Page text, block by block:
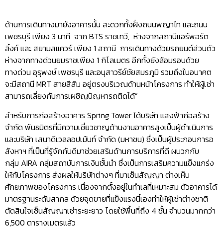
ด้านการเดินทางมายังอาคารนั้น สะดวกทั้งฝั่งถนนพญาไท และถนน
เพชรบุรี เพียง 3 นาที จาก BTS ราชเทวี, ห่างจากสถานีแอร์พอร์ต
ลิ้งค์ และ สยามสแควร์ เพียง 1 สถานี การเดินทางด้วยรถยนต์ส่วนตัว
ห่างจากทางด่วนยมราชเพียง 1 กิโลเมตร อีกทั้งยังล้อมรอบด้วย
ทางด่วน อุรุพงษ์ เพชรบุรี และอนุสาวรีย์ชัยสมรภูมิ รวมถึงในอนาคต
จะมีสถานี MRT สายสีส้ม อยู่ตรงบริเวณด้านหน้าโครงการ ทำให้ผู้เช่า
สามารถเลี่ยงกับการเผชิญปัญหารถติดได้”
สำหรับการก่อสร้างอาคาร Spring Tower ได้บริษัท แสงฟ้าก่อสร้าง
จำกัด พันธมิตรที่มีความเชี่ยวชาญด้านงานอาคารสูงเป็นผู้ดำเนินการ
และบริษัท เสนาดีเวลลอปเม้นท์ จำกัด (มหาชน) ซึ่งเป็นผู้ประกอบการอ
สังหาฯ ที่เป็นที่รู้จักกันดีมาช่วยเสริมด้านการบริการที่ดี ผนวกกับ
กลุ่ม AIRA กลุ่มสถาบันการเงินชั้นนำ ซึ่งเป็นการเสริมความแข็งแกร่ง
ให้กับโครงการ ส่งผลให้บริษัทต่างๆ ที่มาเซ็นสัญญา ต่างเห็น
ศักยภาพของโครงการ เนื่องจากตั้งอยู่ในทำเลที่เหมาะสม ตัวอาคารได้
มาตรฐานระดับสากล ด้วยจุดขายที่แข็งแรงนี้เองทำให้ผู้เช่าต่างชาติ
ตัดสินใจเซ็นสัญญาเช่าระยะยาว โดยใช้พื้นที่ถึง 4 ชั้น จำนวนมากกว่า
6,500 ตารางเมตรแล้ว